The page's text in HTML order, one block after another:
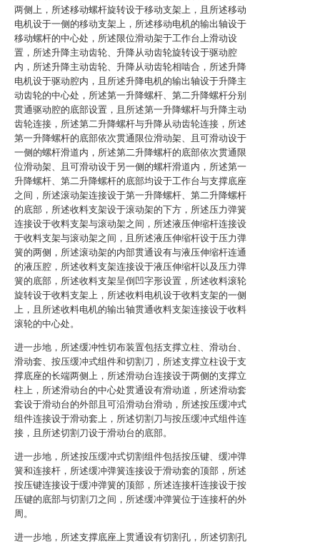
两侧上，所述移动螺杆旋转设于移动支架上，且所述移动
电机设于一侧的移动支架上，所述移动电机的输出轴设于
移动螺杆的中心处，所述限位滑动架于工作台上滑动设
置，所述升降主动齿轮、升降从动齿轮旋转设于驱动腔
内，所述升降主动齿轮、升降从动齿轮相啮合，所述升降
电机设于驱动腔内，且所述升降电机的输出轴设于升降主
动齿轮的中心处，所述第一升降螺杆、第二升降螺杆分别
贯通驱动腔的底部设置，且所述第一升降螺杆与升降主动
齿轮连接，所述第二升降螺杆与升降从动齿轮连接，所述
第一升降螺杆的底部依次贯通限位滑动架、且可滑动设于
一侧的螺杆滑道内，所述第二升降螺杆的底部依次贯通限
位滑动架、且可滑动设于另一侧的螺杆滑道内，所述第一
升降螺杆、第二升降螺杆的底部均设于工作台与支撑底座
之间，所述滚动架连接设于第一升降螺杆、第二升降螺杆
的底部，所述收料支架设于滚动架的下方，所述压力弹簧
连接设于收料支架与滚动架之间，所述液压伸缩杆连接设
于收料支架与滚动架之间，且所述液压伸缩杆设于压力弹
簧的两侧，所述滚动架的内部贯通设有与液压伸缩杆连通
的液压腔，所述收料支架连接设于液压伸缩杆以及压力弹
簧的底部，所述收料支架呈倒凹字形设置，所述收料滚轮
旋转设于收料支架上，所述收料电机设于收料支架的一侧
上，且所述收料电机的输出轴贯通收料支架连接设于收料
滚轮的中心处。
进一步地，所述缓冲性切布装置包括支撑立柱、滑动台、
滑动套、按压缓冲式组件和切割刀，所述支撑立柱设于支
撑底座的长端两侧上，所述滑动台连接设于两侧的支撑立
柱上，所述滑动台的中心处贯通设有滑动道，所述滑动套
套设于滑动台的外部且可沿滑动台滑动，所述按压缓冲式
组件连接设于滑动套上，所述切割刀与按压缓冲式组件连
接，且所述切割刀设于滑动台的底部。
进一步地，所述按压缓冲式切割组件包括按压键、缓冲弹
簧和连接杆，所述缓冲弹簧连接设于滑动套的顶部，所述
按压键连接设于缓冲弹簧的顶部，所述连接杆连接设于按
压键的底部与切割刀之间，所述缓冲弹簧位于连接杆的外
周。
进一步地，所述支撑底座上贯通设有切割孔，所述切割孔